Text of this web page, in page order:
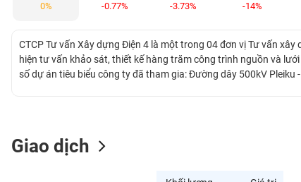
0%
-0.77%
-3.73%
-14%
CTCP Tư vấn Xây dựng Điện 4 là một trong 04 đơn vị Tư vấn
hiện tư vấn khảo sát, thiết kế hàng trăm công trình nguồn và
số dự án tiêu biểu công ty đã tham gia: Đường dây 500kV Pleiku
Giao dịch
GIỚI